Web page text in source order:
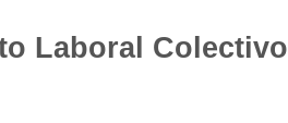
Laboral Colectivo